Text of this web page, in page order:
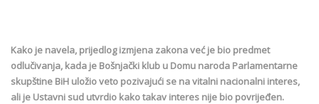
Kako je navela, prijedlog izmjena zakona već je bio predmet
odlučivanja, kada je Bošnjački klub u Domu naroda Parlamentarne
skupštine BiH uložio veto pozivajući se na vitalni nacionalni interes,
ali je Ustavni sud utvrdio kako takav interes nije bio povrijeđen.